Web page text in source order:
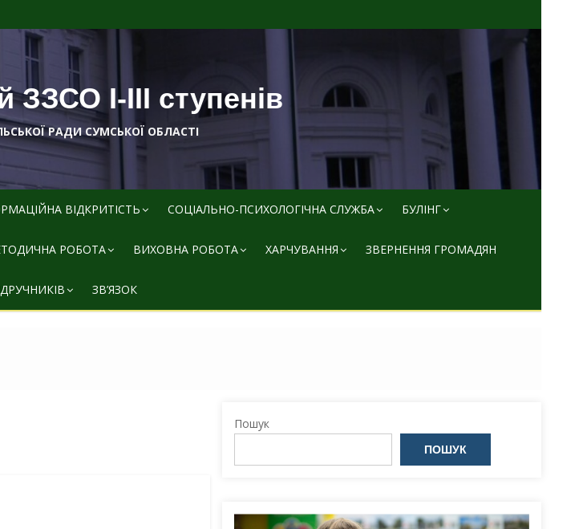
ЗЗСО І-ІІІ ступенів
РАДИ СУМСЬКОЇ ОБЛАСТІ
ВІДКРИТІСТЬ СОЦІАЛЬНО-ПСИХОЛОГІЧНА СЛУЖБА БУЛІНГ
РОБОТА ВИХОВНА РОБОТА ХАРЧУВАННЯ ЗВЕРНЕННЯ ГРОМАДЯН
ЗВ’ЯЗОК
Пошук
ПОШУК